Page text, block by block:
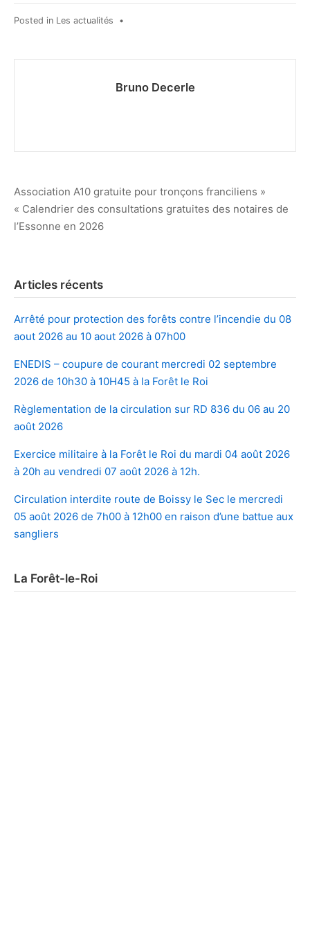
Posted in Les actualités •
Bruno Decerle
Navigation
de
Association A10 gratuite pour tronçons franciliens »
« Calendrier des consultations gratuites des notaires de
l’Essonne en 2026
Articles récents
Arrêté pour protection des forêts contre l’incendie du 08
aout 2026 au 10 aout 2026 à 07h00
ENEDIS – coupure de courant mercredi 02 septembre
2026 de 10h30 à 10H45 à la Forêt le Roi
Règlementation de la circulation sur RD 836 du 06 au 20
août 2026
Exercice militaire à la Forêt le Roi du mardi 04 août 2026
à 20h au vendredi 07 août 2026 à 12h.
Circulation interdite route de Boissy le Sec le mercredi
05 août 2026 de 7h00 à 12h00 en raison d’une battue aux
sangliers
La Forêt-le-Roi